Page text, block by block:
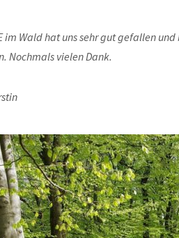
im Wald hat uns sehr gut gefallen
Nochmals vielen Dank.